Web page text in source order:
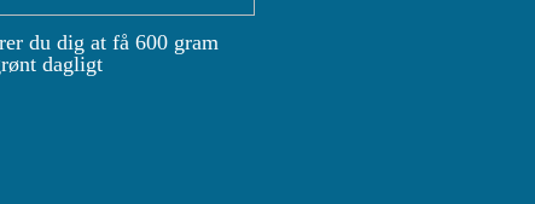
du dig at få 600 gram
dagligt